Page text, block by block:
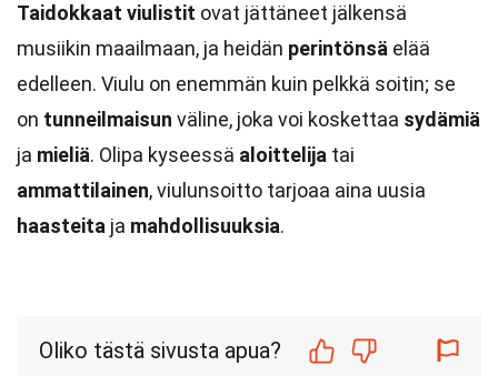
Taidokkaat viulistit ovat jättäneet jälkensä
musiikin maailmaan, ja heidän perintönsä elää
edelleen. Viulu on enemmän kuin pelkkä soitin; se
on tunneilmaisun väline, joka voi koskettaa sydämiä
ja mieliä. Olipa kyseessä aloittelija tai
ammattilainen, viulunsoitto tarjoaa aina uusia
haasteita ja mahdollisuuksia.
Oliko tästä sivusta apua?